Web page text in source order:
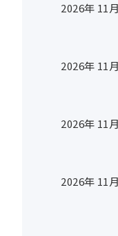
2026年 11月
2026年 11月
2026年 11月
2026年 11月